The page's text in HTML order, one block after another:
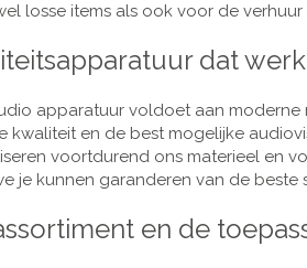
losse items als ook voor de
dat
apparatuur voldoet aan
kwaliteit en de best mogelijke
voortdurend ons materieel en
je kunnen garanderen van de
en de